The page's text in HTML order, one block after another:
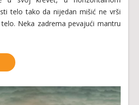
telo tako da nijedan mišić ne vrši
Neka zadrema pevajući mantru